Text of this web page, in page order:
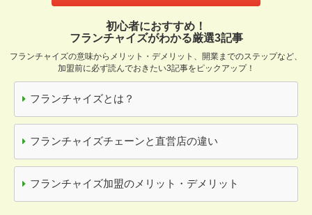
初心者におすすめ！
フランチャイズがわかる厳選3記事
フランチャイズの意味からメリット・デメリット、開業までのステップなど、
加盟前に必ず読んでおきたい3記事をピックアップ！
フランチャイズとは？
フランチャイズチェーンと直営店の違い
フランチャイズ加盟のメリット・デメリット